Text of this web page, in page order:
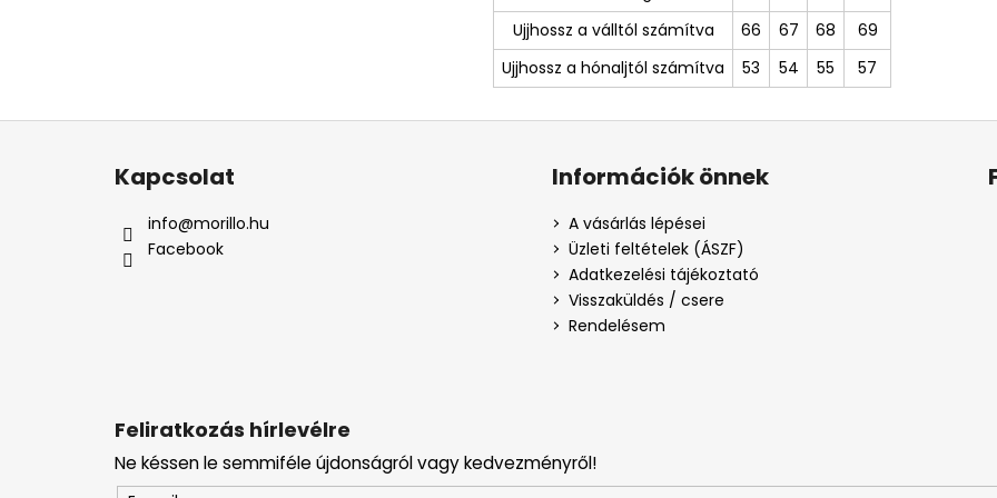
Ujjhossz a válltól számítva
66 67 68
69
Ujjhossz a hónaljtól számítva
53 54 55 57
L
Feliratkozás hírlevélre
Ne késsen le semmiféle újdonságról vagy kedvezményről!
Kapcsolat
info@morillo.hu
Facebook
Információk önnek
A vásárlás lépései
Üzleti feltételek (ÁSZF)
Adatkezelési tájékoztató
Visszaküldés / csere
Rendelésem